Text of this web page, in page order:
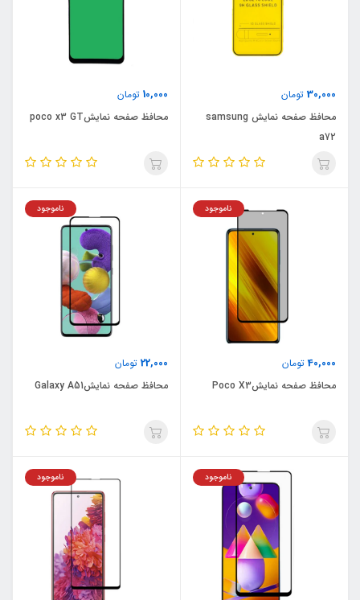
30,000 تومان
محافظ صفحه نمایش samsung
a72
10,000 تومان
محافظ صفحه نمایشpoco x3 GT
40,000تومان
ناموجود
محافظ صفحه نمایشPoco X3
22,000 تومان
ناموجود
محافظ صفحه نمایشGalaxy A51
ناموجود ناموجود